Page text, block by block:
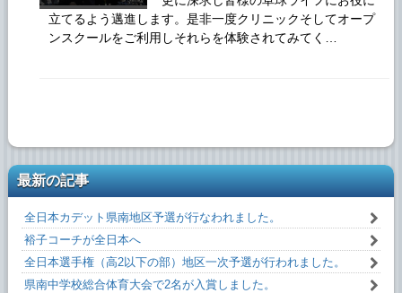
立てるよう邁進します。是非一度クリニックそしてオープ
ンスクールをご利用しそれらを体験されてみてく…
最新の記事
全日本カデット県南地区予選が行なわれました。
裕子コーチが全日本へ
全日本選手権（高2以下の部）地区一次予選が行われました。
県南中学校総合体育大会で2名が入賞しました。